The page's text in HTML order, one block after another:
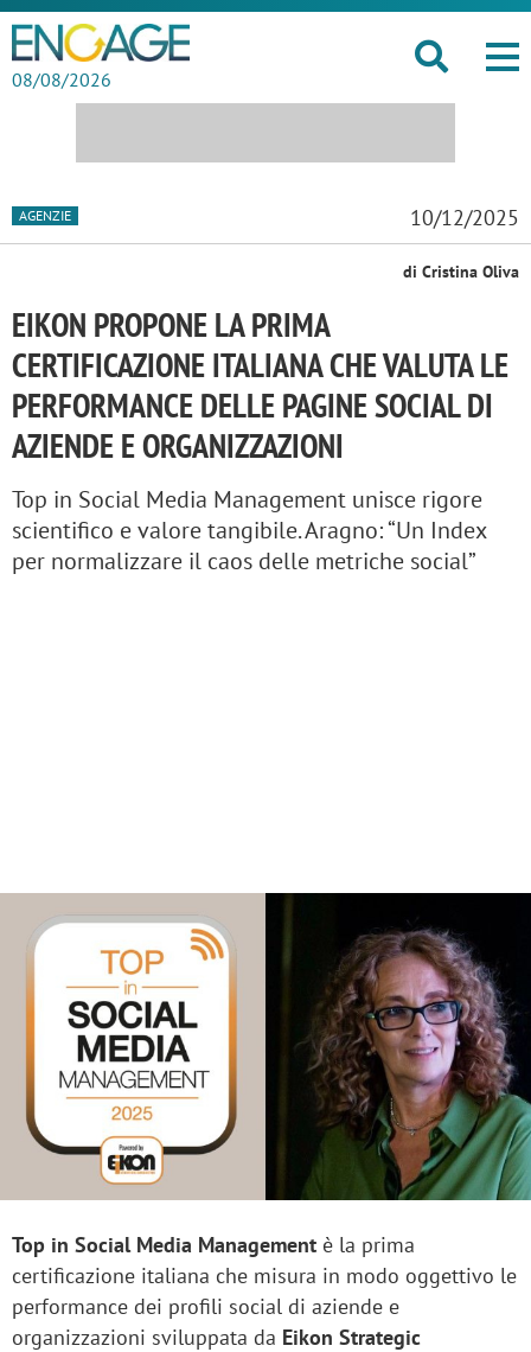
08/08/2026
AGENZIE 10/12/2025
di Cristina Oliva
EIKON PROPONE LA PRIMA
CERTIFICAZIONE ITALIANA CHE VALUTA LE
PERFORMANCE DELLE PAGINE SOCIAL DI
AZIENDE E ORGANIZZAZIONI
Top in Social Media Management unisce rigore
scientifico e valore tangibile. Aragno: “Un Index
per normalizzare il caos delle metriche social”
Top in Social Media Management è la prima
certificazione italiana che misura in modo oggettivo le
performance dei profili social di aziende e
organizzazioni sviluppata da Eikon Strategic